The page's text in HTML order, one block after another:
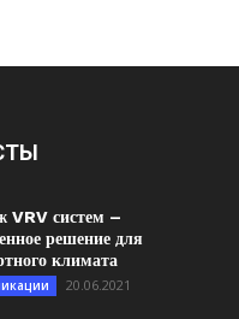
VRV систем –
решение для
климата
20.06.2021